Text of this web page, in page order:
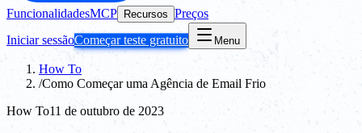
FuncionalidadesMCP Recursos Preços
Iniciar sessãoComeçar teste gratuito Menu
How To
/Como Começar uma Agência de Email Frio
How To11 de outubro de 2023